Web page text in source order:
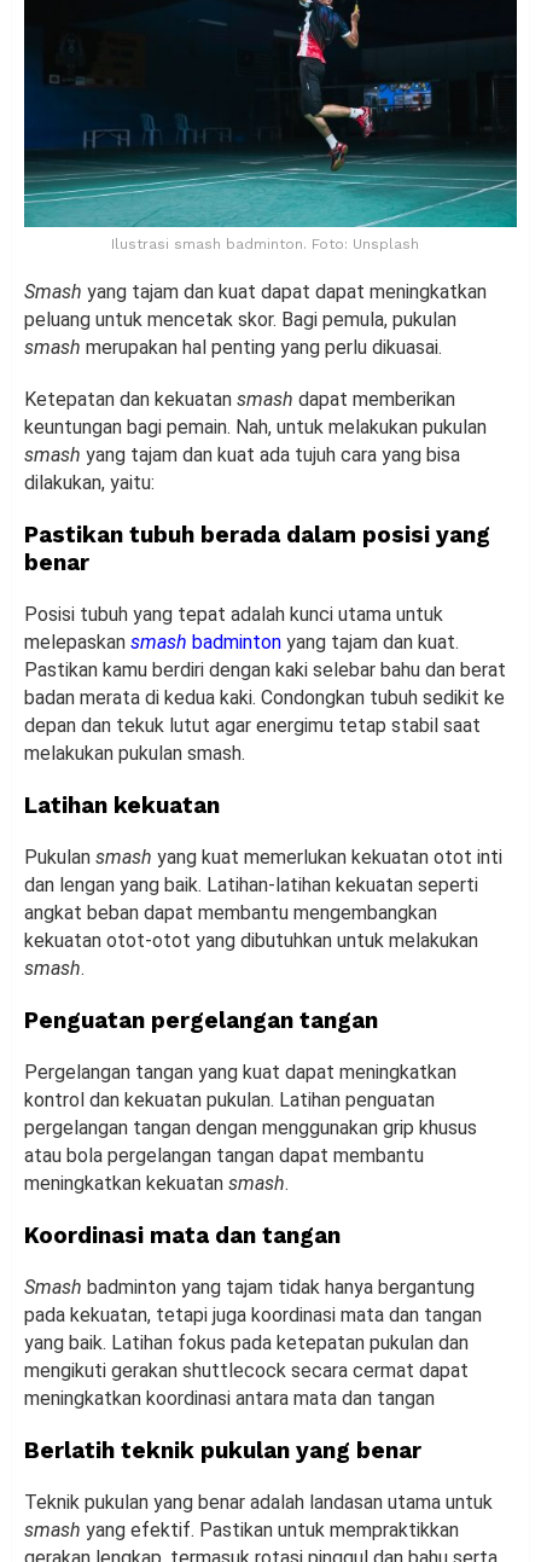
Ilustrasi smash badminton. Foto: Unsplash
Smash yang tajam dan kuat dapat dapat meningkatkan
peluang untuk mencetak skor. Bagi pemula, pukulan
smash merupakan hal penting yang perlu dikuasai.
Ketepatan dan kekuatan smash dapat memberikan
keuntungan bagi pemain. Nah, untuk melakukan pukulan
smash yang tajam dan kuat ada tujuh cara yang bisa
dilakukan, yaitu:
Pastikan tubuh berada dalam posisi yang
benar
Posisi tubuh yang tepat adalah kunci utama untuk
melepaskan smash badminton yang tajam dan kuat.
Pastikan kamu berdiri dengan kaki selebar bahu dan berat
badan merata di kedua kaki. Condongkan tubuh sedikit ke
depan dan tekuk lutut agar energimu tetap stabil saat
melakukan pukulan smash.
Latihan kekuatan
Pukulan smash yang kuat memerlukan kekuatan otot inti
dan lengan yang baik. Latihan-latihan kekuatan seperti
angkat beban dapat membantu mengembangkan
kekuatan otot-otot yang dibutuhkan untuk melakukan
smash.
Penguatan pergelangan tangan
Pergelangan tangan yang kuat dapat meningkatkan
kontrol dan kekuatan pukulan. Latihan penguatan
pergelangan tangan dengan menggunakan grip khusus
atau bola pergelangan tangan dapat membantu
meningkatkan kekuatan smash.
Koordinasi mata dan tangan
Smash badminton yang tajam tidak hanya bergantung
pada kekuatan, tetapi juga koordinasi mata dan tangan
yang baik. Latihan fokus pada ketepatan pukulan dan
mengikuti gerakan shuttlecock secara cermat dapat
meningkatkan koordinasi antara mata dan tangan
Berlatih teknik pukulan yang benar
Teknik pukulan yang benar adalah landasan utama untuk
smash yang efektif. Pastikan untuk mempraktikkan